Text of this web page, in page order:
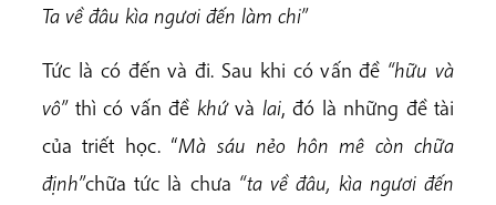
Ta về đâu kìa ngươi đến làm chi”
Tức là có đến và đi. Sau khi có vấn đề “hữu và
vô”thì có vấn đề khứ và lai, đó là những đề tài
của triết học. “Mà sáu nẻo hôn mê còn chữa
định”chữa tức là chưa “ta về đâu, kìa ngươi đến